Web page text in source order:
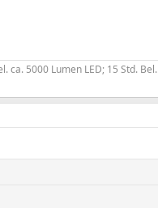
ca. 5000 Lumen LED; 15 Std. Bel.